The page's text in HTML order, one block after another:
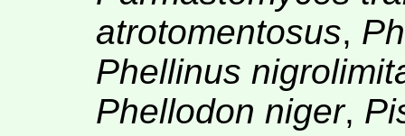
atrotomentosus,
Phellinus
Phellodon niger,